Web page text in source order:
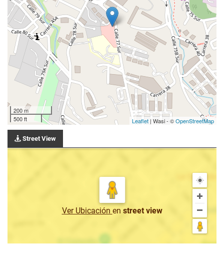
200 m
500 ft
Leaflet | Wasi - ©OpenStreetMap
Street View
Ver Ubicación en street view